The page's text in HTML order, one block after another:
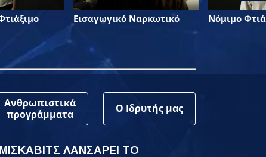
Εισαγωγικό Ναρκωτικό Νόμιμο
Ανθρωπιστικά
προγράμματα
Ο Ιδρυτής μας
ΛΑΝΣΑΡΕΙ ΤΟ